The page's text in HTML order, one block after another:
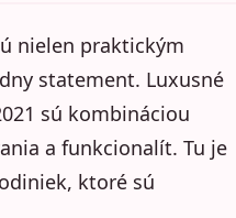
nielen praktickým
statement. Luxusné
sú kombináciou
a funkcionalít. Tu je
ktoré sú